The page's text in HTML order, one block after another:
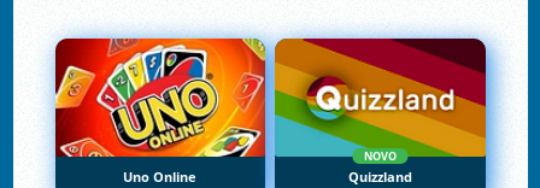
Uno Online
NOVO
Quizzland